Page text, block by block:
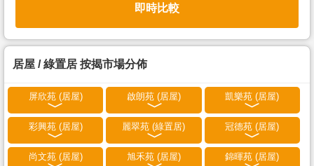
即時比較
居屋 / 綠置居 按揭市場分佈
屏欣苑 (居屋) 啟朗苑 (居屋) 凱樂苑 (居屋)
彩興苑 (居屋) 麗翠苑 (綠置居) 冠德苑 (居屋)
尚文苑 (居屋) 旭禾苑 (居屋) 錦暉苑 (居屋)